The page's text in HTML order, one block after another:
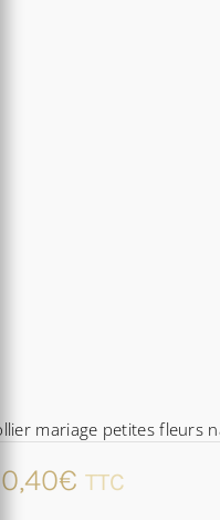
mariage petites fleurs
€ TTC